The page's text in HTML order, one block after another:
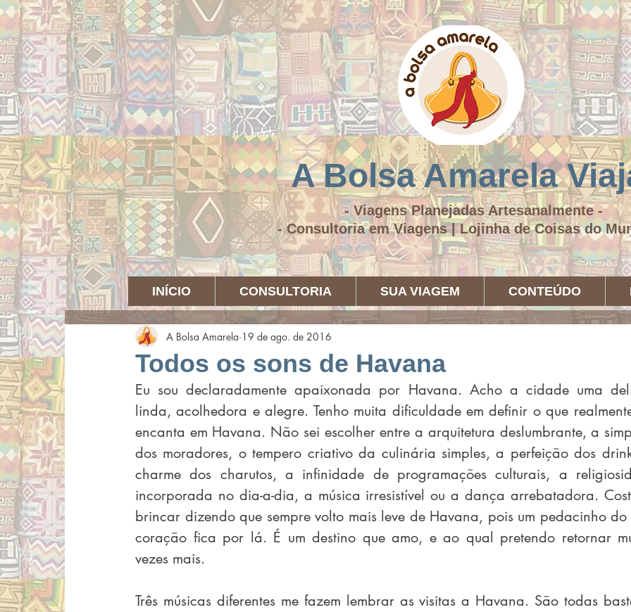
A Bolsa Amarela
- Viagens Planejadas Artesanalmente -
- Consultoria em Viagens | Lojinha de Coisas do
INÍCIO CONSULTORIA SUA VIAGEM CONTEÚDO
Todos os sons de Havana
A Bolsa Amarela 19 de ago. de 2016
Eu sou declaradamente apaixonada por Havana. Acho a cidade uma
linda, acolhedora e alegre. Tenho muita dificuldade em definir o que
encanta em Havana. Não sei escolher entre a arquitetura deslumbrante, a
dos moradores, o tempero criativo da culinária simples, a perfeição dos
charme dos charutos, a infinidade de programações culturais, a
incorporada no dia-a-dia, a música irresistível ou a dança arrebatadora.
brincar dizendo que sempre volto mais leve de Havana, pois um pedacinho do
coração fica por lá. É um destino que amo, e ao qual pretendo retornar
vezes mais.
Três músicas diferentes me fazem lembrar as visitas a Havana. São todas